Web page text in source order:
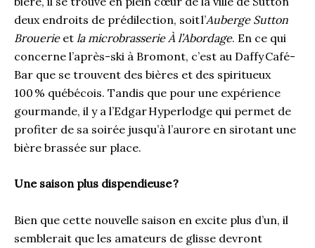
deux endroits de prédilection, soit l’Auberge Sutton
Brouerieet la microbrasserie À l’Abordage. En ce qui
concerne l’après-ski à Bromont, c’est au Daffy Café-
Bar que se trouvent des bières et des spiritueux
100 % québécois. Tandis que pour une expérience
gourmande, il y a l’Edgar Hyperlodge qui permet de
profiter de sa soirée jusqu’à l’aurore en sirotant une
bière brassée sur place.
Une saison plus dispendieuse?
Bien que cette nouvelle saison en excite plus d’un, il
semblerait que les amateurs de glisse devront